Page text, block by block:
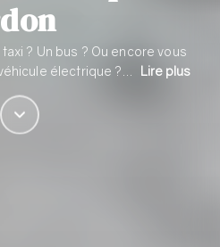
? Un bus ? Ou encore vous
électrique ?…
Lire plus